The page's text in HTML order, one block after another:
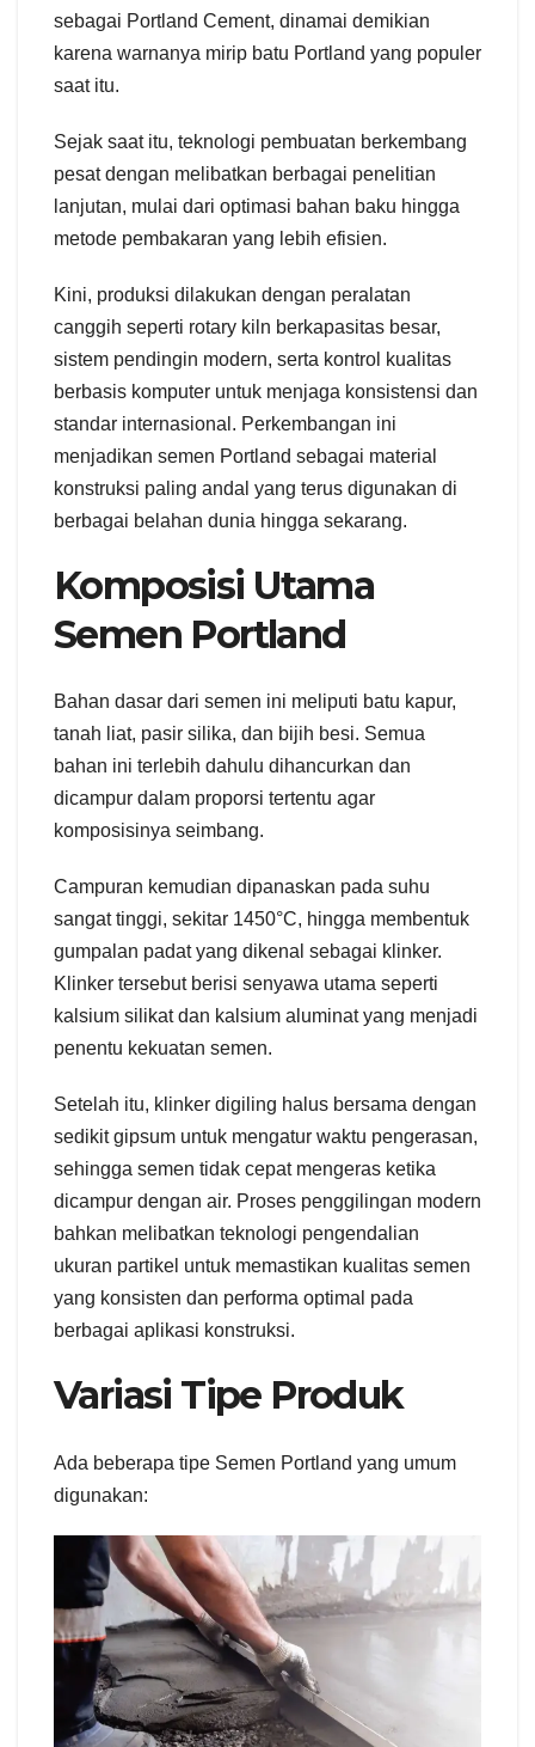
sebagai Portland Cement, dinamai demikian
karena warnanya mirip batu Portland yang populer
saat itu.
Sejak saat itu, teknologi pembuatan berkembang
pesat dengan melibatkan berbagai penelitian
lanjutan, mulai dari optimasi bahan baku hingga
metode pembakaran yang lebih efisien.
Kini, produksi dilakukan dengan peralatan
canggih seperti rotary kiln berkapasitas besar,
sistem pendingin modern, serta kontrol kualitas
berbasis komputer untuk menjaga konsistensi dan
standar internasional. Perkembangan ini
menjadikan semen Portland sebagai material
konstruksi paling andal yang terus digunakan di
berbagai belahan dunia hingga sekarang.
Komposisi Utama
Semen Portland
Bahan dasar dari semen ini meliputi batu kapur,
tanah liat, pasir silika, dan bijih besi. Semua
bahan ini terlebih dahulu dihancurkan dan
dicampur dalam proporsi tertentu agar
komposisinya seimbang.
Campuran kemudian dipanaskan pada suhu
sangat tinggi, sekitar 1450°C, hingga membentuk
gumpalan padat yang dikenal sebagai klinker.
Klinker tersebut berisi senyawa utama seperti
kalsium silikat dan kalsium aluminat yang menjadi
penentu kekuatan semen.
Setelah itu, klinker digiling halus bersama dengan
sedikit gipsum untuk mengatur waktu pengerasan,
sehingga semen tidak cepat mengeras ketika
dicampur dengan air. Proses penggilingan modern
bahkan melibatkan teknologi pengendalian
ukuran partikel untuk memastikan kualitas semen
yang konsisten dan performa optimal pada
berbagai aplikasi konstruksi.
Variasi Tipe Produk
Ada beberapa tipe Semen Portland yang umum
digunakan: